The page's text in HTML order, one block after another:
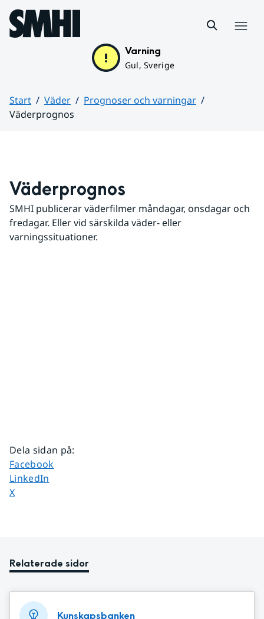
Hoppa till sidans innehåll
Varning
Gul, Sverige
Start Väder
Prognoser och varningar
Väderprognos
Väderprognos
SMHI publicerar väderfilmer måndagar, onsdagar och
fredagar. Eller vid särskilda väder- eller
varningssituationer.
Dela sidan på:
Dela sidan på
Facebook
Dela sidan på
LinkedIn
Dela sidan på
X
Relaterade sidor
Kunskapsbanken